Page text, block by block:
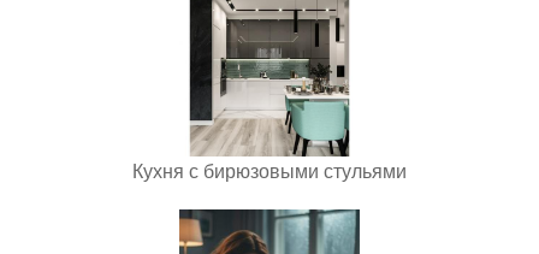
Кухня с бирюзовыми стульями